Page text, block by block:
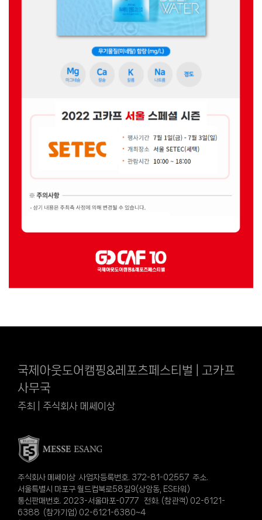
국제아웃도어캠핑&레포츠페스티벌 | 고카프
사무국
주최 | 주식회사 메쎄이상
주식회사 메쎄이상 사업자등록번호. 372-81-02557 주소.
서울특별시 마포구 월드컵북로58길9(상암동, ES타워)
통신판매번호. 2023-서울마포-0777 전화. (참관객) 02-6121-
6388 (참가기업) 02-6121-6380~4